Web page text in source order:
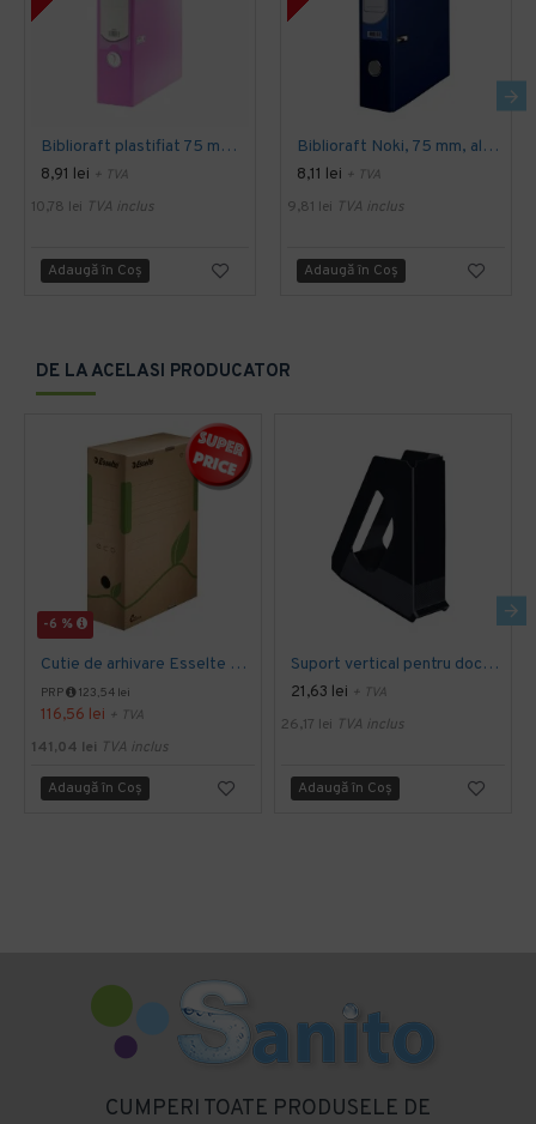
Biblioraft plastifiat 75 mm daco rz
8,91 lei + TVA
10,78 lei TVA inclus
Adaugă în Coş
Biblioraft Noki, 75 mm, albastru inchis
8,11 lei + TVA
9,81 lei TVA inclus
Adaugă în Coş
DE LA ACELASI PRODUCATOR
-6 %
Cutie de arhivare Esselte Eco 10 cm
PRP 123,54 lei
116,56 lei + TVA
141,04 lei TVA inclus
Adaugă în Coş
Suport vertical pentru documente, Esselte, Europost VIVIDA, negru
21,63 lei + TVA
26,17 lei TVA inclus
Adaugă în Coş
CUMPERI TOATE PRODUSELE DE